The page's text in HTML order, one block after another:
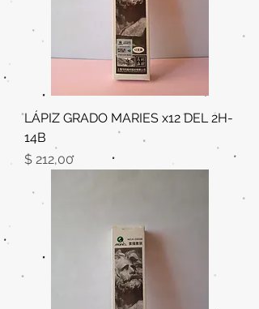
LÁPIZ GRADO MARIES x12 DEL 2H-
14B
Precio
$ 212,00